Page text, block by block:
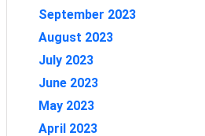
September 2023
August 2023
July 2023
June 2023
May 2023
April 2023